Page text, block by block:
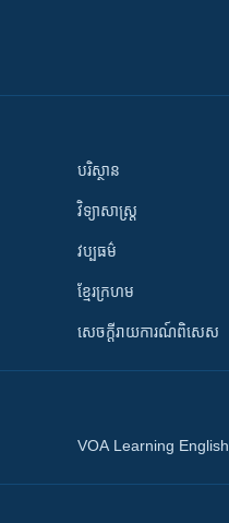
បរិស្ថាន
វិទ្យាសាស្រ្ត
វប្បធម៌
ខ្មែរក្រហម
សេចក្តីរាយការណ៍ពិសេស
VOA Learning English